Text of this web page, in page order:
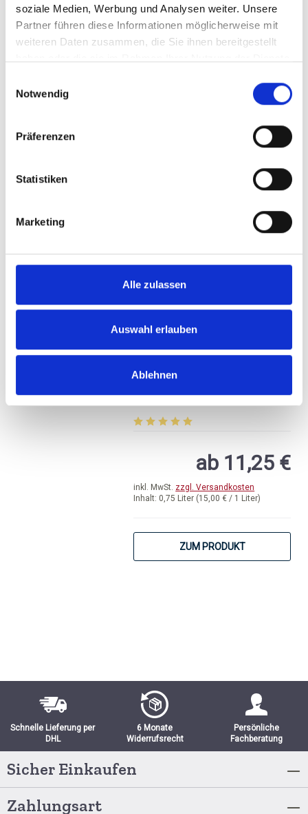
soziale Medien, Werbung und Analysen weiter. Unsere
Partner führen diese Informationen möglicherweise mit
weiteren Daten zusammen, die Sie ihnen bereitgestellt
Notwendig
Präferenzen
Statistiken
Marketing
Alle zulassen
Auswahl erlauben
Ablehnen
2023
Bodegas Ateca, Honoro
Vera Garnacha, DO
Calatayud
(9,27 € / 1 Liter)
ab 6,75 €
Tinto Crianza, DO
Calatayud
trocken, Aragon
Inhalt: 0,75 Liter (15,00 € / 1 Liter)
inkl. MwSt. zzgl. Versandkosten
ab 11,25 €
ZUM PRODUKT
Schnelle Lieferung per
DHL
6 Monate
Widerrufsrecht
Persönliche
Fachberatung
Sicher Einkaufen
Zahlungsart